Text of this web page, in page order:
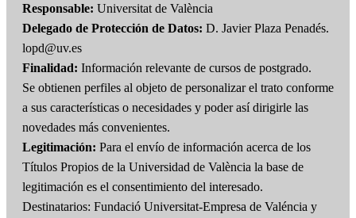
Responsable: Universitat de València
Delegado de Protección de Datos: D. Javier Plaza Penadés.
lopd@uv.es
Finalidad: Información relevante de cursos de postgrado.
Se obtienen perfiles al objeto de personalizar el trato conforme
a sus características o necesidades y poder así dirigirle las
novedades más convenientes.
Legitimación: Para el envío de información acerca de los
Títulos Propios de la Universidad de València la base de
legitimación es el consentimiento del interesado.
Destinatarios: Fundació Universitat-Empresa de Valéncia y